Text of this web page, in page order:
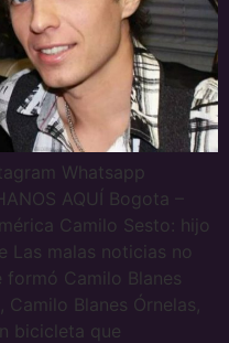
Whatsapp
AQUÍ Bogota –
Camilo Sesto: hijo
Las malas noticias no
Camilo Blanes
Blanes Órnelas,
bicicleta que